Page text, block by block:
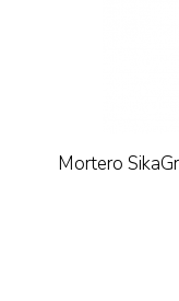
Mortero